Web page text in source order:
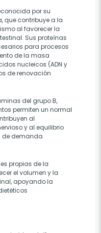
por su
que contribuye a la
al favorecer la
Sus proteínas
para procesos
de la masa
nucleicos (ADN y
de renovación
del grupo B,
permiten un normal
al
y al equilibrio
de demanda
propias de la
el volumen y la
apoyando la